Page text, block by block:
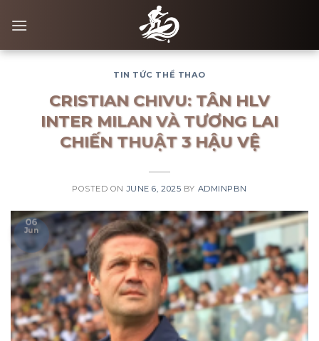
TIN TỨC THỂ THAO
CRISTIAN CHIVU: TÂN HLV
INTER MILAN VÀ TƯƠNG LAI
CHIẾN THUẬT 3 HẬU VỆ
POSTED ONJUNE 6, 2025 BY ADMINPBN
06
Jun